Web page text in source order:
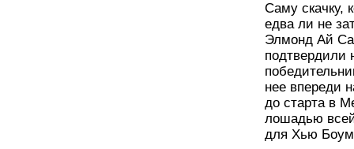
Саму скачку,
едва ли не
Элмонд Ай
подтвердили
нее впереди
до старта в
лошадью
для Хью